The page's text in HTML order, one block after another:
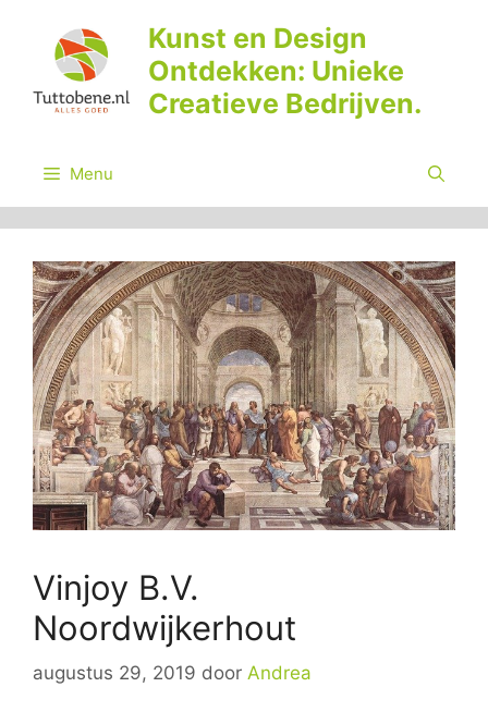
inhoud
Kunst en Design
Ontdekken: Unieke
Creatieve Bedrijven.
Menu
Vinjoy B.V.
Noordwijkerhout
augustus 29, 2019 door Andrea